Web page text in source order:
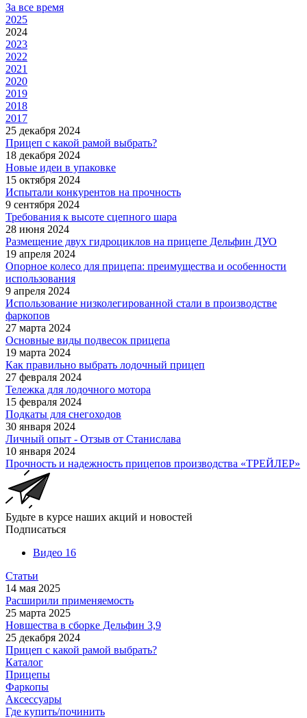
За все время
2025
2024
2023
2022
2021
2020
2019
2018
2017
25 декабря 2024
Прицеп с какой рамой выбрать?
18 декабря 2024
Новые идеи в упаковке
15 октября 2024
Испытали конкурентов на прочность
9 сентября 2024
Требования к высоте сцепного шара
28 июня 2024
Размещение двух гидроциклов на прицепе Дельфин ДУО
19 апреля 2024
Опорное колесо для прицепа: преимущества и особенности
использования
9 апреля 2024
Использование низколегированной стали в производстве
фаркопов
27 марта 2024
Основные виды подвесок прицепа
19 марта 2024
Как правильно выбрать лодочный прицеп
27 февраля 2024
Тележка для лодочного мотора
15 февраля 2024
Подкаты для снегоходов
30 января 2024
Личный опыт - Отзыв от Станислава
10 января 2024
Прочность и надежность прицепов производства «ТРЕЙЛЕР»
Будьте в курсе наших акций и новостей
Подписаться
Видео 16
Статьи
14 мая 2025
Расширили применяемость
25 марта 2025
Новшества в сборке Дельфин 3,9
25 декабря 2024
Прицеп с какой рамой выбрать?
Каталог
Прицепы
Фаркопы
Аксессуары
Где купить/починить